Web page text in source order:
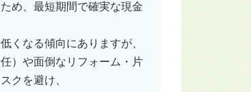
め、最短期間で確実な現金
くなる傾向にありますが、
）や面倒なリフォーム・片
クを避け、